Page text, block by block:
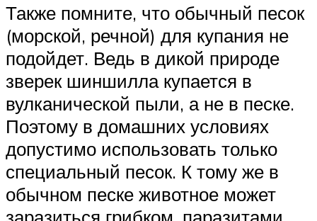
Также помните, что обычный песок
(морской, речной) для купания не
подойдет. Ведь в дикой природе
зверек шиншилла купается в
вулканической пыли, а не в песке.
Поэтому в домашних условиях
допустимо использовать только
специальный песок. К тому же в
обычном песке животное может